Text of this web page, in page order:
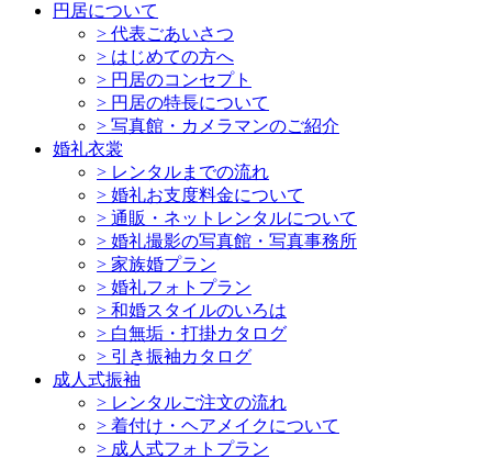
円居について
> 代表ごあいさつ
> はじめての方へ
> 円居のコンセプト
> 円居の特長について
> 写真館・カメラマンのご紹介
婚礼衣裳
> レンタルまでの流れ
> 婚礼お支度料金について
> 通販・ネットレンタルについて
> 婚礼撮影の写真館・写真事務所
> 家族婚プラン
> 婚礼フォトプラン
> 和婚スタイルのいろは
> 白無垢・打掛カタログ
> 引き振袖カタログ
成人式振袖
> レンタルご注文の流れ
> 着付け・ヘアメイクについて
> 成人式フォトプラン